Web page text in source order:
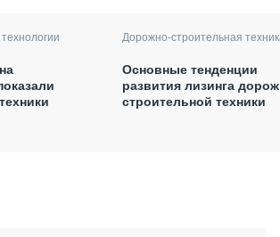
Дорожно-строительная
Основные тенденции
развития лизинга
строительной техники